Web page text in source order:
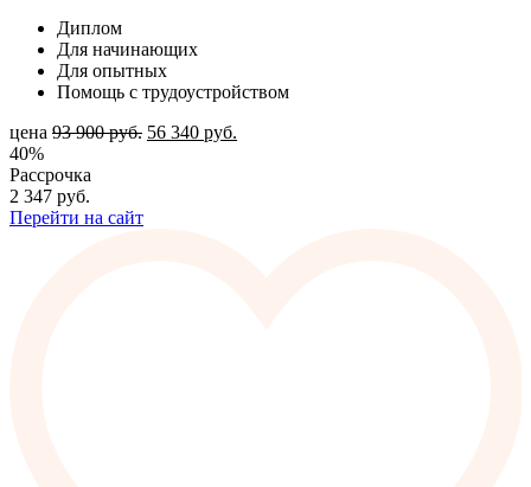
Диплом
Для начинающих
Для опытных
Помощь с трудоустройством
цена 93 900руб. 56 340 руб.
40%
Рассрочка
2 347 руб.
Перейти на сайт